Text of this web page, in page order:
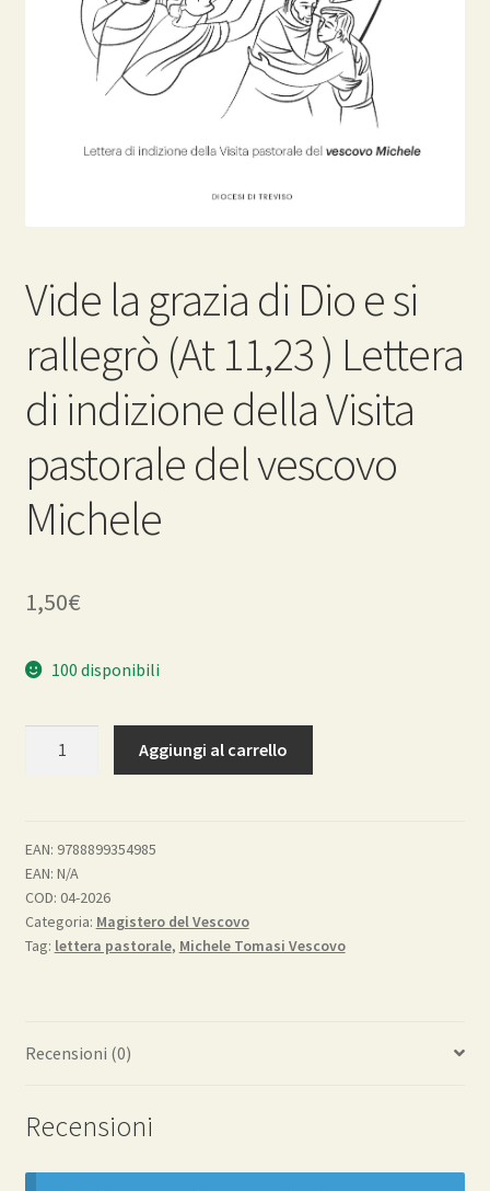
Vide la grazia di Dio e si
rallegrò (At 11,23 ) Lettera
di indizione della Visita
pastorale del vescovo
Michele
1,50€
100 disponibili
Dio
e
si
rallegrò
(At
di
della
pastorale
Aggiungi al carrello
EAN: 9788899354985
EAN: N/A
COD: 04-2026
Categoria: Magistero del Vescovo
Tag: lettera pastorale, Michele Tomasi Vescovo
Recensioni (0)
Recensioni